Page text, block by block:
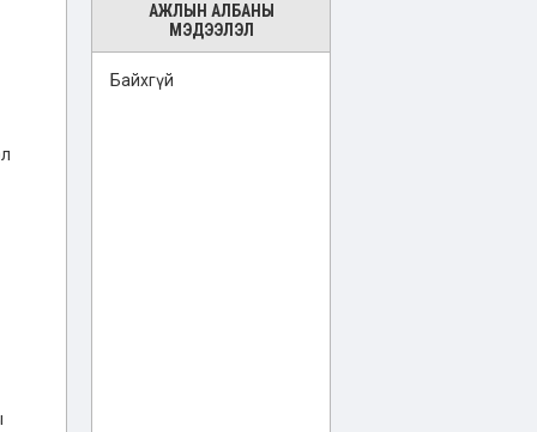
АЖЛЫН АЛБАНЫ
МЭДЭЭЛЭЛ
Байхгүй